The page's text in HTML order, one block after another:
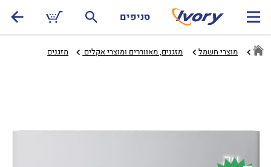
סניפים
מוצרי חשמל מזגנים, מאווררים ומוצרי אקלים ‏ מזגנים‏